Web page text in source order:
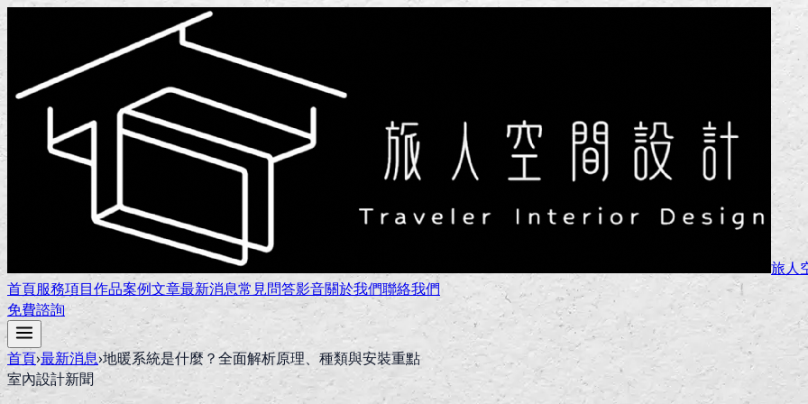
旅人
首頁服務項目作品案例文章最新消息常見問答影音關於我們聯絡我們
免費諮詢
首頁›最新消息›地暖系統是什麼？全面解析原理、種類與安裝重點
室內設計新聞